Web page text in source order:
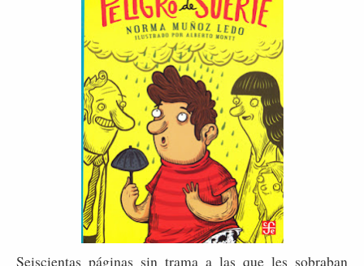
Seiscientas páginas sin trama a las que les sobraban